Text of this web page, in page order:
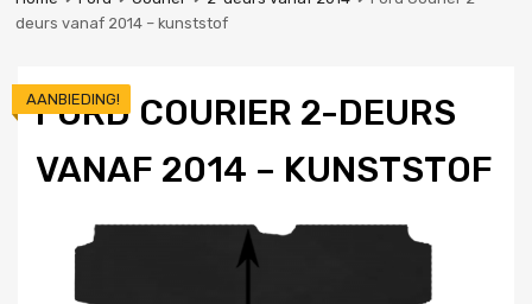
deurs vanaf 2014 – kunststof
FORD COURIER 2-DEURS
VANAF 2014 – KUNSTSTOF
AANBIEDING!